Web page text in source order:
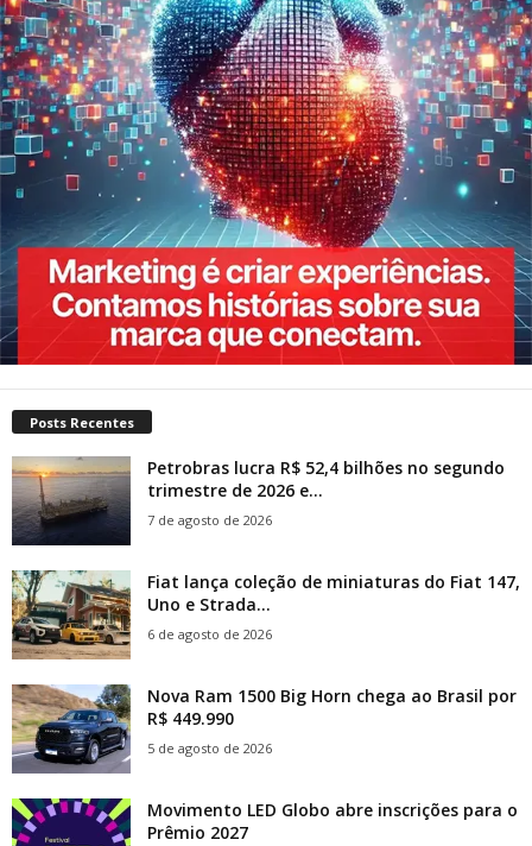
Posts Recentes
Petrobras lucra R$ 52,4 bilhões no segundo
trimestre de 2026 e...
7 de agosto de 2026
Fiat lança coleção de miniaturas do Fiat 147,
Uno e Strada...
6 de agosto de 2026
Nova Ram 1500 Big Horn chega ao Brasil por
R$ 449.990
5 de agosto de 2026
Movimento LED Globo abre inscrições para o
Prêmio 2027